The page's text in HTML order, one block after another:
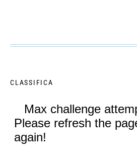
CLASSIFICA